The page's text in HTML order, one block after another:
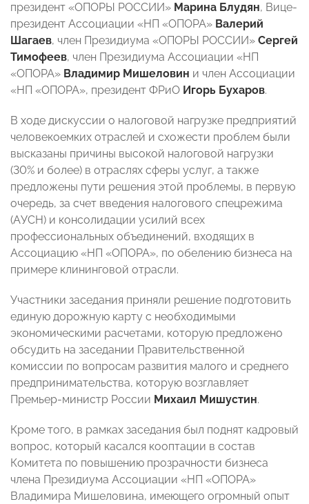
президент «ОПОРЫ РОССИИ» Марина Блудян, Вице-
президент Ассоциации «НП «ОПОРА» Валерий
Шагаев, член Президиума «ОПОРЫ РОССИИ» Сергей
Тимофеев, член Президиума Ассоциации «НП
«ОПОРА» Владимир Мишеловин и член Ассоциации
«НП «ОПОРА», президент ФРиО Игорь Бухаров.
В ходе дискуссии о налоговой нагрузке предприятий
человекоемких отраслей и схожести проблем были
высказаны причины высокой налоговой нагрузки
(30% и более) в отраслях сферы услуг, а также
предложены пути решения этой проблемы, в первую
очередь, за счет введения налогового спецрежима
(АУСН) и консолидации усилий всех
профессиональных объединений, входящих в
Ассоциацию «НП «ОПОРА», по обелению бизнеса на
примере клининговой отрасли.
Участники заседания приняли решение подготовить
единую дорожную карту с необходимыми
экономическими расчетами, которую предложено
обсудить на заседании Правительственной
комиссии по вопросам развития малого и среднего
предпринимательства, которую возглавляет
Премьер-министр России Михаил Мишустин.
Кроме того, в рамках заседания был поднят кадровый
вопрос, который касался кооптации в состав
Комитета по повышению прозрачности бизнеса
члена Президиума Ассоциации «НП «ОПОРА»
Владимира Мишеловина, имеющего огромный опыт